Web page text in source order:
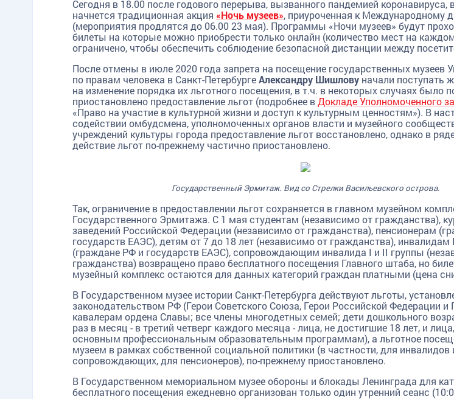
Сегодня в 18.00 после годового перерыва, вызванного пандемией коронавируса,
начнется традиционная акция «Ночь музеев», приуроченная к Международному
(мероприятия продлятся до 06.00 23 мая). Программы «Ночи музеев» будут
билеты на которые можно приобрести только онлайн (количество мест на
ограничено, чтобы обеспечить соблюдение безопасной дистанции между
После отмены в июле 2020 года запрета на посещение государственных музеев
по правам человека в Санкт-ПетербургеАлександру Шишлову начали поступать
на изменение порядка их льготного посещения, в т.ч. в некоторых случаях было
приостановлено предоставление льгот (подробнее вДокладе Уполномоченного
«Право на участие в культурной жизни и доступ к культурным ценностям»). В
содействии омбудсмена, уполномоченных органов власти и музейного
учреждений культуры города предоставление льгот восстановлено, однако в
действие льгот по-прежнему частично приостановлено.
Государственный Эрмитаж. Вид со Стрелки Васильевского острова.
Так, ограничение в предоставлении льгот сохраняется в главном музейном
Государственного Эрмитажа. С 1 мая студентам (независимо от гражданства),
заведений Российской Федерации (независимо от гражданства), пенсионерам
государств ЕАЭС), детям от 7 до 18 лет (независимо от гражданства), инвалидам
(граждане РФ и государств ЕАЭС), сопровождающим инвалида I и II группы
гражданства) возвращено право бесплатного посещения Главного штаба, но
музейный комплекс остаются для данных категорий граждан платными (цена
В Государственном музее истории Санкт-Петербурга действуют льготы,
законодательством РФ (Герои Советского Союза, Герои Российской Федерации
кавалерам ордена Славы; все члены многодетных семей; дети дошкольного
раз в месяц - в третий четверг каждого месяца - лица, не достигшие 18 лет, и
основным профессиональным образовательным программам), а льготное
музеем в рамках собственной социальной политики (в частности, для инвалидов
сопровождающих, для пенсионеров), по-прежнему приостановлено.
В Государственном мемориальном музее обороны и блокады Ленинграда для
бесплатного посещения ежедневно организован только один утренний сеанс